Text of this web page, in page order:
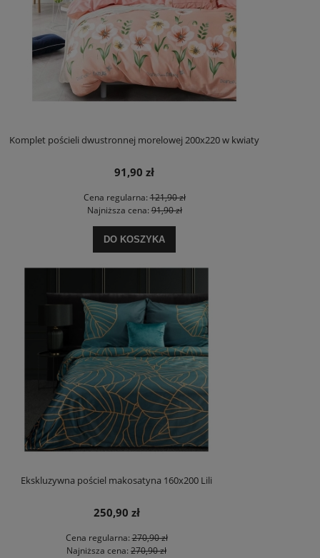
Komplet pościeli dwustronnej morelowej 200x220 w kwiaty
91,90 zł
Cena regularna:121,90 zł
Najniższa cena:91,90 zł
DO KOSZYKA
Ekskluzywna pościel makosatyna 160x200 Lili
250,90 zł
Cena regularna:270,90 zł
Najniższa cena: 270,90 zł